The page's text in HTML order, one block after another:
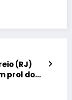
(RJ)
prol do